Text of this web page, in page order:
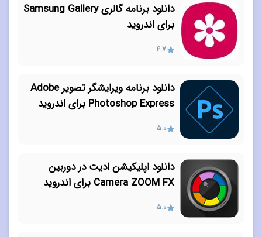
دانلود برنامه گالری Samsung Gallery
برای اندروید
4.7
دانلود برنامه ویرایشگر تصویر Adobe
Photoshop Express برای اندروید
5.0
دانلود اپلیکیشن ادیت در دوربین
Camera ZOOM FX برای اندروید
5.0